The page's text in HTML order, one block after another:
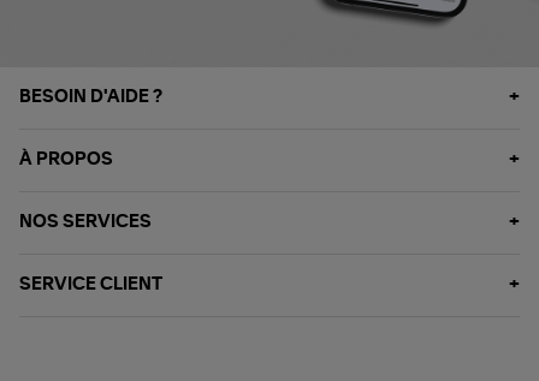
BESOIN D'AIDE ?
À PROPOS
NOS SERVICES
SERVICE CLIENT